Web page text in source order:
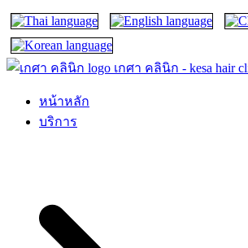
เกศา คลินิก – kesa hair clinic
kesa hair ปลูกผม ปลูกคิ้ว รักษาผมร่วง ผมบาง
หน้าหลัก
บริการ